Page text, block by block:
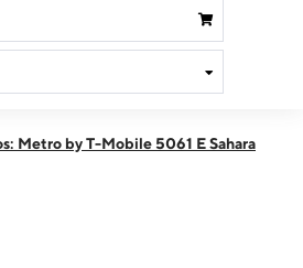
7:00 p. m.
Metro by T-Mobile 5061 E Sahara